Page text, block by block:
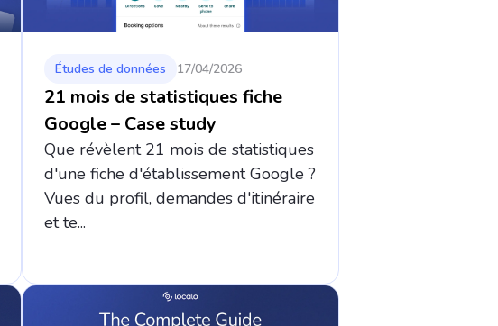
Études de données 17/04/2026
21 mois de statistiques fiche
Google – Case study
Que révèlent 21 mois de statistiques
d'une fiche d'établissement Google ?
Vues du profil, demandes d'itinéraire
et te...